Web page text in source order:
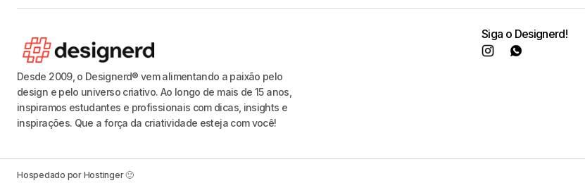
Desde 2009, o Designerd® vem alimentando a paixão pelo
design e pelo universo criativo. Ao longo de mais de 15 anos,
inspiramos estudantes e profissionais com dicas, insights e
inspirações. Que a força da criatividade esteja com você!
Siga o Designerd!
Hospedado por Hostinger 🙂